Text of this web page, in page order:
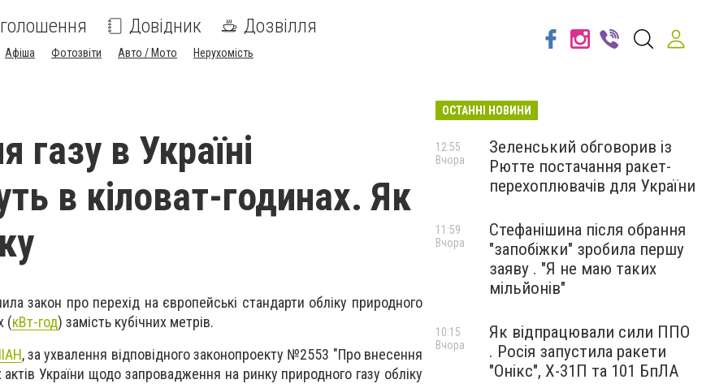
Довідник Дозвілля
Афіша Фотозвіти Авто / Мото Нерухомість
газу в Україні
в кіловат-годинах. Як
закон про перехід на європейські стандарти обліку природного
(кВт-год) замість кубічних метрів.
, за ухвалення відповідного законопроекту №2553 "Про внесення
України щодо запровадження на ринку природного газу обліку
ОСТАННІ НОВИНИ
Зеленський обговорив із
Рютте постачання ракет-
перехоплювачів для України
12:55
Вчора
Стефанішина після обрання
"запобіжки" зробила першу
заяву . "Я не маю таких
мільйонів"
11:59
Вчора
Як відпрацювали сили ППО
. Росія запустила ракети
"Онікс", Х-31П та 101 БпЛА
10:15
Вчора